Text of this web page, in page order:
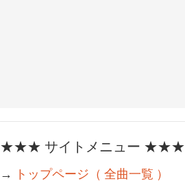
★★★ サイトメニュー ★★★
→ トップページ（ 全曲一覧 ）